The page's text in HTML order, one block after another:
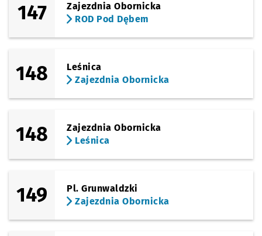
147
Zajezdnia Obornicka
ROD Pod Dębem
148
Leśnica
Zajezdnia Obornicka
148
Zajezdnia Obornicka
Leśnica
149
Pl. Grunwaldzki
Zajezdnia Obornicka